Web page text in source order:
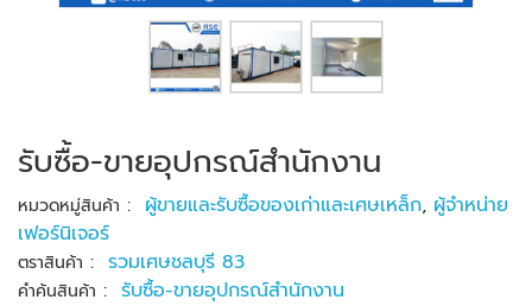
รับซื้อ-ขายอุปกรณ์สำนักงาน
หมวดหมู่สินค้า : ผู้ขายและรับซื้อของเก่าและเศษเหล็ก, ผู้จำหน่าย
เฟอร์นิเจอร์
ตราสินค้า : รวมเศษชลบุรี 83
คำค้นสินค้า : รับซื้อ-ขายอุปกรณ์สำนักงาน